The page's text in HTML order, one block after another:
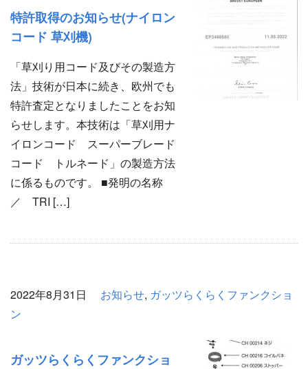
特許取得のお知らせ(ナイロン
コード 草刈機)
「草刈り用コード及びその製造方
法」技術が日本に続き、欧州でも
特許査定となりましたことをお知
らせします。本技術は「草刈用ナ
イロンコード スーパーブレード
コード トルネード」の製造方法
に係るものです。 ■発明の名称
／ TRI […]
2022年8月31日 お知らせ, ガッツらくらくファンクショ
ン
ガッツらくらくファンクショ